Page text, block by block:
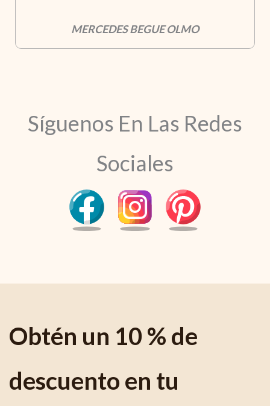
MERCEDES BEGUE OLMO
Síguenos En Las Redes
Sociales
Obtén un 10 % de
descuento en tu